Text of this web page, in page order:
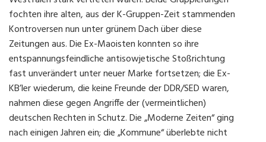
fochten ihre alten, aus der K-Gruppen-Zeit stammenden
Kontroversen nun unter grünem Dach über diese
Zeitungen aus. Die Ex-Maoisten konnten so ihre
entspannungsfeindliche antisowjetische Stoßrichtung
fast unverändert unter neuer Marke fortsetzen; die Ex-
KB’ler wiederum, die keine Freunde der DDR/SED waren,
nahmen diese gegen Angriffe der (vermeintlichen)
deutschen Rechten in Schutz. Die „Moderne Zeiten“ ging
nach einigen Jahren ein; die „Kommune“ überlebte nicht